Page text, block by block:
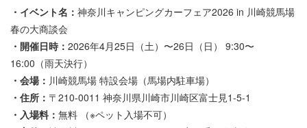
・イベント名： 神奈川キャンピングカーフェア2026 in 川崎競馬場
春の大商談会
・開催日時： 2026年4月25日（土）〜26日（日） 9:30〜
16:00（雨天決行）
・会場： 川崎競馬場 特設会場（馬場内駐車場）
・住所： 〒210-0011 神奈川県川崎市川崎区富士見1-5-1
・入場料： 無料 （※ペット入場不可）